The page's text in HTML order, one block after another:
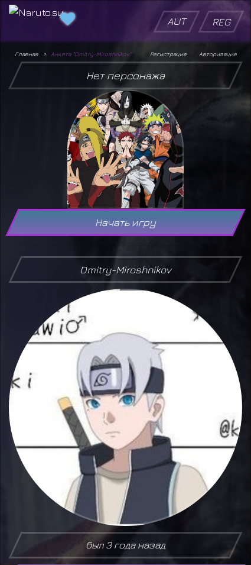
AUT REG
Главная Анкета "Dmitry-Miroshnikov" Авторизация
Регистрация
Нет персонажа
Начать игру
Dmitry-Miroshnikov
был 3 года назад